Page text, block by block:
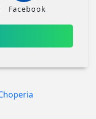
Facebook